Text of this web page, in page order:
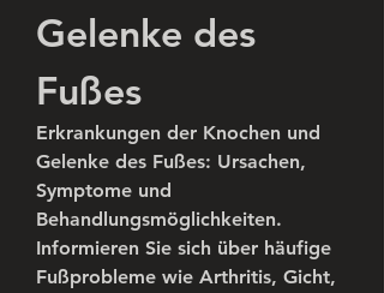
Gelenke des
Fußes
Erkrankungen der Knochen und
Gelenke des Fußes: Ursachen,
Symptome und
Behandlungsmöglichkeiten.
Informieren Sie sich über häufige
Fußprobleme wie Arthritis, Gicht,